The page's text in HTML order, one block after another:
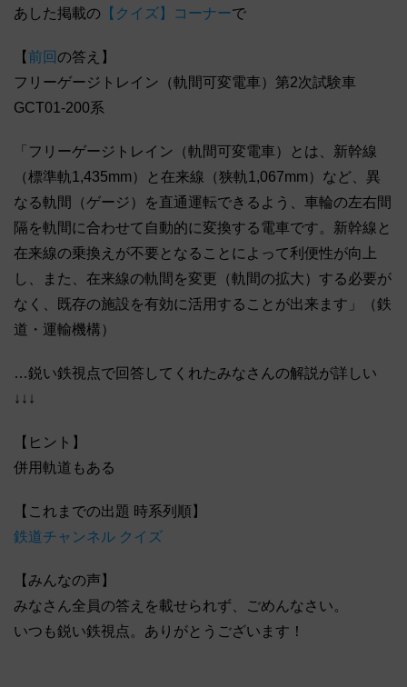
あした掲載の 【クイズ】コーナーで
【前回の答え】
フリーゲージトレイン（軌間可変電車）第2次試験車
GCT01-200系
「フリーゲージトレイン（軌間可変電車）とは、新幹線
（標準軌1,435mm）と在来線（狭軌1,067mm）など、異
なる軌間（ゲージ）を直通運転できるよう、車輪の左右間
隔を軌間に合わせて自動的に変換する電車です。新幹線と
在来線の乗換えが不要となることによって利便性が向上
し、また、在来線の軌間を変更（軌間の拡大）する必要が
なく、既存の施設を有効に活用することが出来ます」（鉄
道・運輸機構）
…鋭い鉄視点で回答してくれたみなさんの解説が詳しい
↓↓↓
【ヒント】
併用軌道もある
【これまでの出題 時系列順】
鉄道チャンネル クイズ
【みんなの声】
みなさん全員の答えを載せられず、ごめんなさい。
いつも鋭い鉄視点。ありがとうございます！